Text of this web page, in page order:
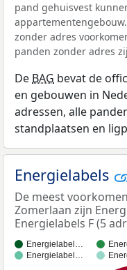
pand gehuisvest
zonder adres
panden zonder adres
De BAG bevat de
en gebouwen in
adressen, alle
standplaatsen en
Energielabels
De meest
Zomerlaan zijn
Energielabels F (5
Energielabel…
Energielabel…